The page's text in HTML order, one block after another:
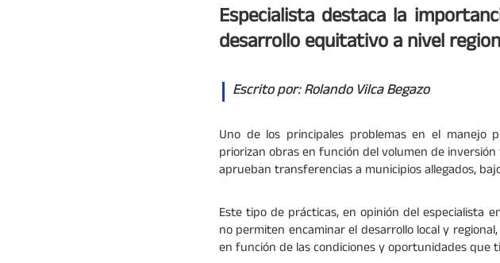
Especialista destaca la
desarrollo equitativo a nivel
Escrito por: Rolando Vilca Begazo
Uno de los principales problemas en el manejo
priorizan obras en función del volumen de
aprueban transferencias a municipios allegados,
Este tipo de prácticas, en opinión del especialista
no permiten encaminar el desarrollo local y
en función de las condiciones y oportunidades que